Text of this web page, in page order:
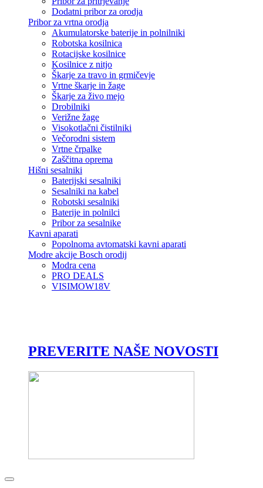
Dodatni pribor za orodja
Pribor za vrtna orodja
Akumulatorske baterije in polnilniki
Robotska kosilnica
Rotacijske kosilnice
Kosilnice z nitjo
Škarje za travo in grmičevje
Vrtne škarje in žage
Škarje za živo mejo
Drobilniki
Verižne žage
Visokotlačni čistilniki
Večorodni sistem
Vrtne črpalke
Zaščitna oprema
Hišni sesalniki
Baterijski sesalniki
Sesalniki na kabel
Robotski sesalniki
Baterije in polnilci
Pribor za sesalnike
Kavni aparati
Popolnoma avtomatski kavni aparati
Modre akcije Bosch orodij
Modra cena
PRO DEALS
VISIMOW18V
PREVERITE NAŠE NOVOSTI